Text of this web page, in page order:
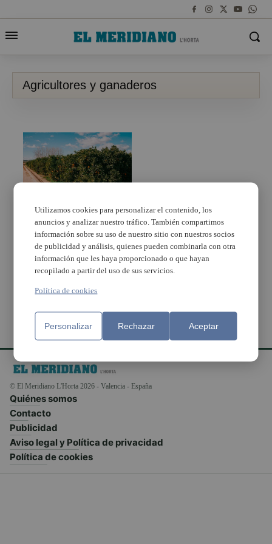
Agricultores y ganaderos
LA UNIÓ informa que
los agricultores y
ganaderos de la CV
pueden seguir
realizando su trabajo
© El Meridiano L'Horta 2026 - Valencia - España
Quiénes somos
Contacto
Publicidad
Aviso legal y Política de privacidad
Política de cookies
Utilizamos cookies para personalizar el contenido, los
anuncios y analizar nuestro tráfico. También compartimos
información sobre su uso de nuestro sitio con nuestros socios
de publicidad y análisis, quienes pueden combinarla con otra
información que les haya proporcionado o que hayan
recopilado a partir del uso de sus servicios.
Política de cookies
Personalizar Rechazar Aceptar